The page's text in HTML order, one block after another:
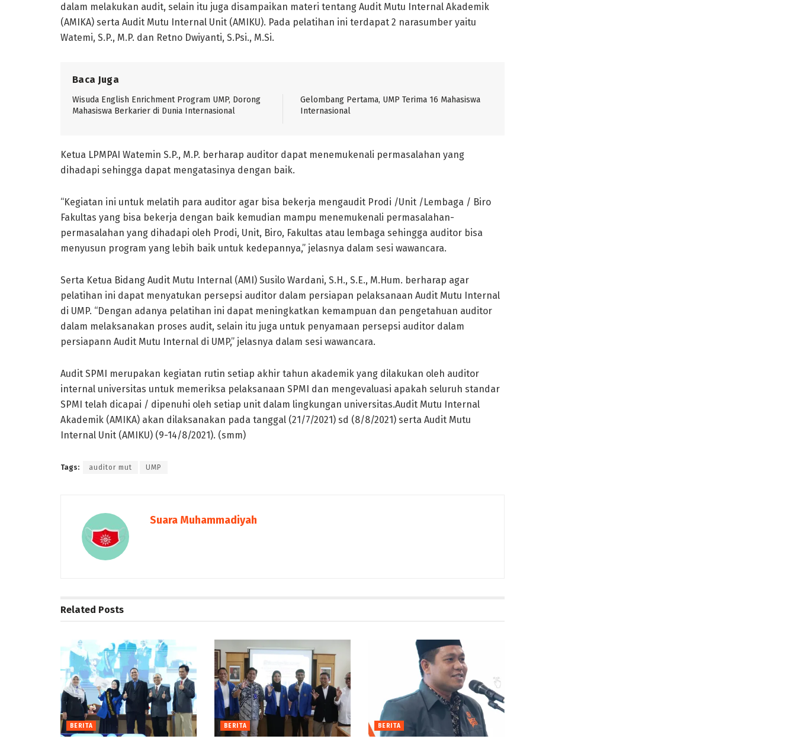
dalam melakukan audit, selain itu juga disampaikan materi tentang Audit Mutu Internal Akademik
(AMIKA) serta Audit Mutu Internal Unit (AMIKU). Pada pelatihan ini terdapat 2 narasumber yaitu
Watemi, S.P., M.P. dan Retno Dwiyanti, S.Psi., M.Si.
Baca Juga
Wisuda English Enrichment Program UMP, Dorong
Mahasiswa Berkarier di Dunia Internasional
Gelombang Pertama, UMP Terima 16 Mahasiswa
Internasional
Ketua LPMPAI Watemin S.P., M.P. berharap auditor dapat menemukenali permasalahan yang
dihadapi sehingga dapat mengatasinya dengan baik.
“Kegiatan ini untuk melatih para auditor agar bisa bekerja mengaudit Prodi /Unit /Lembaga / Biro
Fakultas yang bisa bekerja dengan baik kemudian mampu menemukenali permasalahan-
permasalahan yang dihadapi oleh Prodi, Unit, Biro, Fakultas atau lembaga sehingga auditor bisa
menyusun program yang lebih baik untuk kedepannya,” jelasnya dalam sesi wawancara.
Serta Ketua Bidang Audit Mutu Internal (AMI) Susilo Wardani, S.H., S.E., M.Hum. berharap agar
pelatihan ini dapat menyatukan persepsi auditor dalam persiapan pelaksanaan Audit Mutu Internal
di UMP. “Dengan adanya pelatihan ini dapat meningkatkan kemampuan dan pengetahuan auditor
dalam melaksanakan proses audit, selain itu juga untuk penyamaan persepsi auditor dalam
persiapann Audit Mutu Internal di UMP,” jelasnya dalam sesi wawancara.
Audit SPMI merupakan kegiatan rutin setiap akhir tahun akademik yang dilakukan oleh auditor
internal universitas untuk memeriksa pelaksanaan SPMI dan mengevaluasi apakah seluruh standar
SPMI telah dicapai / dipenuhi oleh setiap unit dalam lingkungan universitas.Audit Mutu Internal
Akademik (AMIKA) akan dilaksanakan pada tanggal (21/7/2021) sd (8/8/2021) serta Audit Mutu
Internal Unit (AMIKU) (9-14/8/2021). (smm)
Tags: auditor mut UMP
Suara Muhammadiyah
Related Posts
BERITA BERITA BERITA